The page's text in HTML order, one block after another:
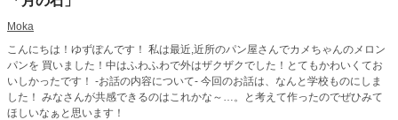
Moka
こんにちは！ゆずぽんです！ 私は最近,近所のパン屋さんでカメちゃんのメロン
パンを 買いました！中はふわふわで外はザクザクでした！とてもかわいくてお
いしかったです！ -お話の内容について- 今回のお話は、なんと学校ものにしま
した！ みなさんが共感できるのはこれかな～…。と考えて作ったのでぜひみて
ほしいなぁと思います！